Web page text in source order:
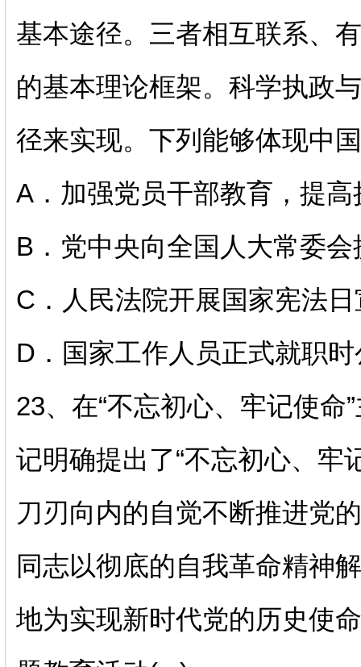
基本途径。三者相互联系、
的基本理论框架。科学执政
径来实现。下列能够体现中
A．加强党员干部教育，提高
B．党中央向全国人大常委
C．人民法院开展国家宪法
D．国家工作人员正式就职
23、 在“不忘初心、牢记使命
记明确提出了“不忘初心、牢
刀刃向内的自觉不断推进党
同志以彻底的自我革命精神
地为实现新时代党的历史使